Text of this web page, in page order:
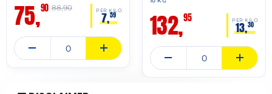
75,90 PER KILO
7,59
88,90
132,95 PER KILO
13,30